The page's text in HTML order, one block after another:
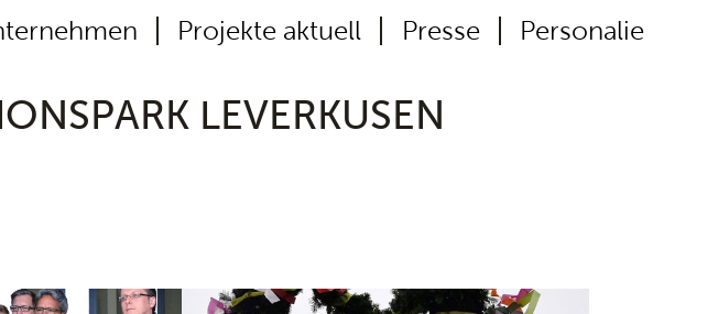
Projekte aktuell Presse Personalie
LEVERKUSEN